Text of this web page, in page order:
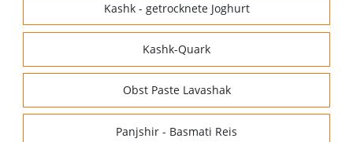
Kashk - getrocknete Joghurt
Kashk-Quark
Obst Paste Lavashak
Panjshir - Basmati Reis